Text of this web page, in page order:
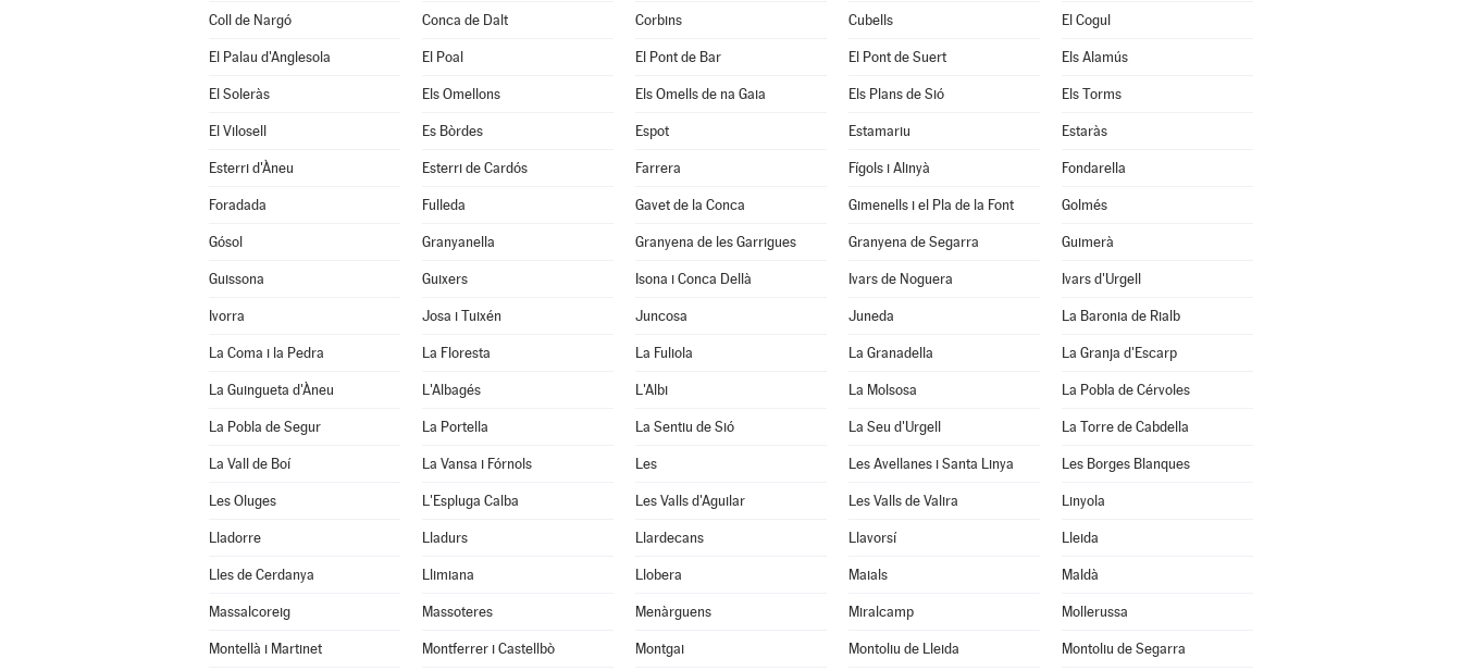
Coll de Nargó Conca de Dalt Corbins Cubells El Cogul
El Palau d'Anglesola El Poal El Pont de Bar El Pont de Suert Els Alamús
El Soleràs Els Omellons Els Omells de na Gaia Els Plans de Sió Els Torms
El Vilosell Es Bòrdes Espot Estamariu Estaràs
Esterri d'Àneu Esterri de Cardós Farrera Fígols i Alinyà Fondarella
Foradada Fulleda Gavet de la Conca Gimenells i el Pla de la Font Golmés
Gósol Granyanella Granyena de les Garrigues Granyena de Segarra Guimerà
Guissona Guixers Isona i Conca Dellà Ivars de Noguera Ivars d'Urgell
Ivorra Josa i Tuixén Juncosa Juneda La Baronia de Rialb
La Coma i la Pedra La Floresta La Fuliola La Granadella La Granja d'Escarp
La Guingueta d'Àneu L'Albagés L'Albi La Molsosa La Pobla de Cérvoles
La Pobla de Segur La Portella La Sentiu de Sió La Seu d'Urgell La Torre de Cabdella
La Vall de Boí La Vansa i Fórnols Les Les Avellanes i Santa Linya Les Borges Blanques
Les Oluges L'Espluga Calba Les Valls d'Aguilar Les Valls de Valira Linyola
Lladorre Lladurs Llardecans Llavorsí Lleida
Lles de Cerdanya Llimiana Llobera Maials Maldà
Massalcoreig Massoteres Menàrguens Miralcamp Mollerussa
Montellà i Martinet Montferrer i Castellbò Montgai Montoliu de Lleida Montoliu de Segarra